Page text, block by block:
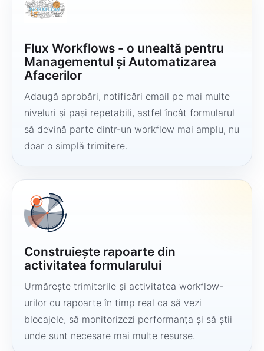
Flux Workflows - o unealtă pentru
Managementul și Automatizarea
Afacerilor
Adaugă aprobări, notificări email pe mai multe
niveluri și pași repetabili, astfel încât formularul
să devină parte dintr-un workflow mai amplu, nu
doar o simplă trimitere.
Construiește rapoarte din
activitatea formularului
Urmărește trimiterile și activitatea workflow-
urilor cu rapoarte în timp real ca să vezi
blocajele, să monitorizezi performanța și să știi
unde sunt necesare mai multe resurse.